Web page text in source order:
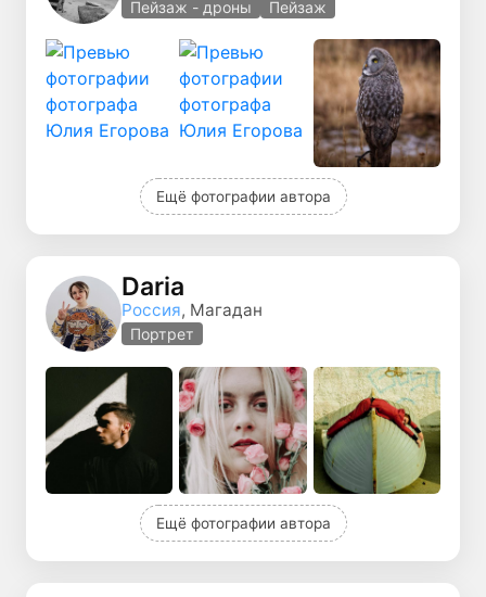
Пейзаж - дроны Пейзаж
Ещё фотографии автора
Daria
Россия, Магадан
Портрет
Ещё фотографии автора